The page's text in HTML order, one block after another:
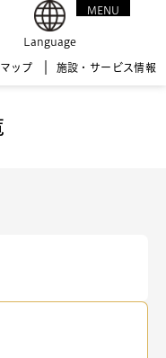
マップ 施設・サービス情報
Language
MENU